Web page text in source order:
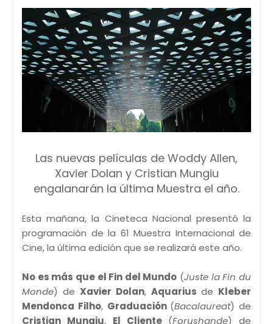
Las nuevas películas de Woddy Allen,
Xavier Dolan y Cristian Mungiu
engalanarán la última Muestra el año.
Esta mañana, la Cineteca Nacional presentó la
programación de la 61 Muestra Internacional de
Cine, la última edición que se realizará este año.
No es más que el Fin del Mundo (Juste la Fin du
Monde) de Xavier Dolan, Aquarius de Kleber
Mendonca Filho, Graduación (Bacalaureat) de
Cristian Mungiu, El Cliente (Forushande) de